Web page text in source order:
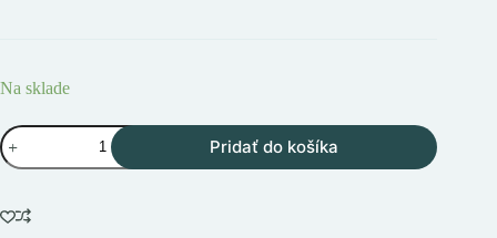
Na sklade
množstvo
Deerhunter
Packable
orange
24
Pridať do košíka